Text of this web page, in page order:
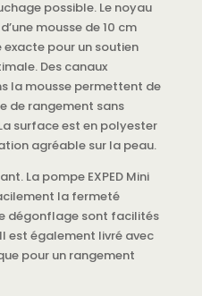
possible. Le noyau
mousse de 10 cm
exacte pour un soutien
Des canaux
la mousse permettent de
de rangement sans
surface est en polyester
agréable sur la peau.
La pompe EXPED Mini
la fermeté
dégonflage sont facilités
est également livré avec
pour un rangement